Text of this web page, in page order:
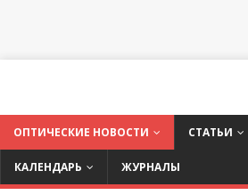
ОПТИЧЕСКИЕ НОВОСТИ СТАТЬИ
КАЛЕНДАРЬ ЖУРНАЛЫ